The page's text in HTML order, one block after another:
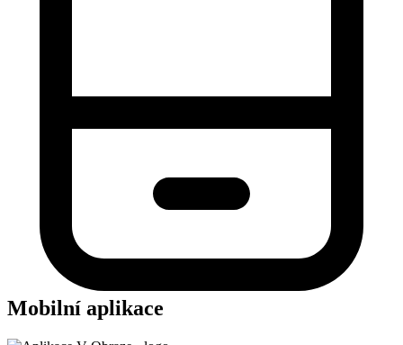
Mobilní aplikace